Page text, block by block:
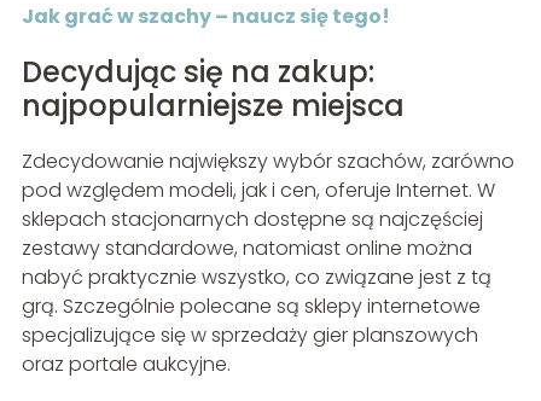
Jak grać w szachy – naucz się tego!
Decydując się na zakup:
najpopularniejsze miejsca
Zdecydowanie największy wybór szachów, zarówno
pod względem modeli, jak i cen, oferuje Internet. W
sklepach stacjonarnych dostępne są najczęściej
zestawy standardowe, natomiast online można
nabyć praktycznie wszystko, co związane jest z tą
grą. Szczególnie polecane są sklepy internetowe
specjalizujące się w sprzedaży gier planszowych
oraz portale aukcyjne.